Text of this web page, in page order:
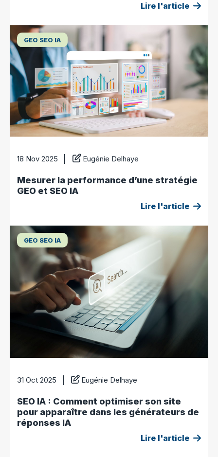
Lire l'article
GEO SEO IA
18 Nov 2025 Eugénie Delhaye
Mesurer la performance d’une stratégie
GEO et SEO IA
Lire l'article
GEO SEO IA
31 Oct 2025 Eugénie Delhaye
SEO IA : Comment optimiser son site
pour apparaître dans les générateurs de
réponses IA
Lire l'article